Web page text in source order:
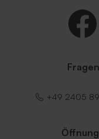
+49 2405